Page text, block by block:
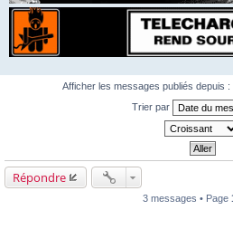
Afficher les messages publiés depuis :
Trier par
Répondre
3 messages • Page